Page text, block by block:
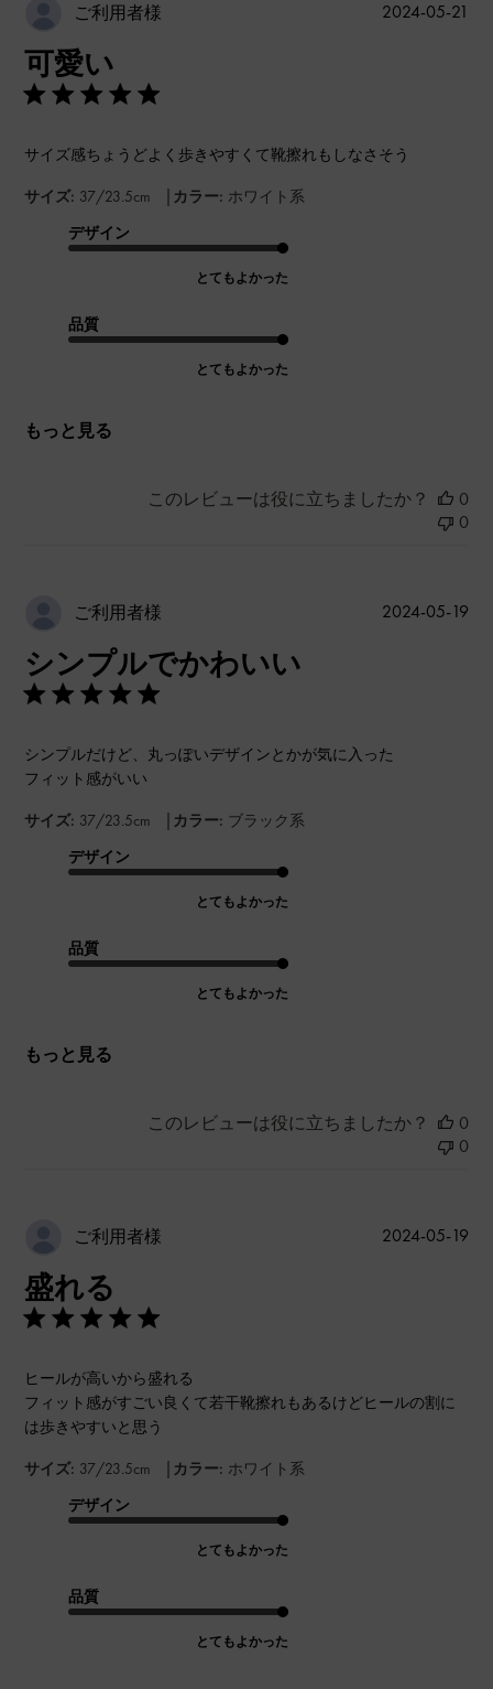
ご利用者様
可愛い
サイズ感ちょうどよく歩きやすくて靴擦れもしなさそう
サイズ: 37/23.5cm | カラー: ホワイト系
デザイン
とてもよかった
品質
とてもよかった
もっと見る
2024-05-21
このレビューは役に立ちましたか？
0
0
ご利用者様
シンプルでかわいい
シンプルだけど、丸っぽいデザインとかが気に入った
フィット感がいい
サイズ: 37/23.5cm | カラー: ブラック系
デザイン
とてもよかった
品質
とてもよかった
もっと見る
公
2024-05-19
このレビューは役に立ちましたか？
0
0
ご利用者様
盛れる
ヒールが高いから盛れる
フィット感がすごい良くて若干靴擦れもあるけどヒールの割に
は歩きやすいと思う
サイズ: 37/23.5cm | カラー: ホワイト系
デザイン
とてもよかった
品質
とてもよかった
公
2024-05-19